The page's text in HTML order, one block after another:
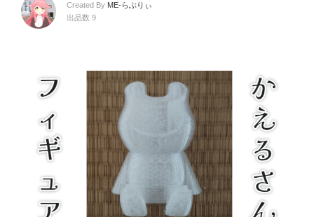
Created By ME-らぶりぃ
出品数 9